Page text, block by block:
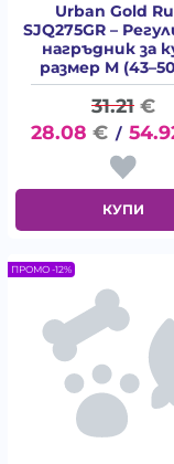
Urban Gold
SJQ275GR –
нагръдник за
размер M
31.21 €
28.08 € /
КУПИ
ПРОМО -12%